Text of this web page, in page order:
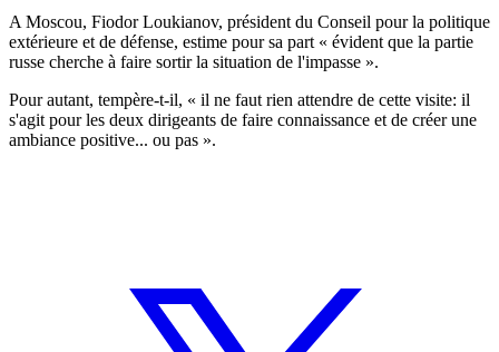
A Moscou, Fiodor Loukianov, président du Conseil pour la politique
extérieure et de défense, estime pour sa part « évident que la partie
russe cherche à faire sortir la situation de l'impasse ».
Pour autant, tempère-t-il, « il ne faut rien attendre de cette visite: il
s'agit pour les deux dirigeants de faire connaissance et de créer une
ambiance positive... ou pas ».